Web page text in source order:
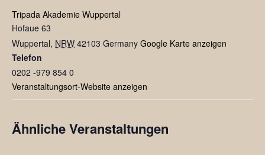
Tripada Akademie Wuppertal
Hofaue 63
Wuppertal, NRW 42103 Germany Google Karte anzeigen
Telefon
0202 -979 854 0
Veranstaltungsort-Website anzeigen
Ähnliche Veranstaltungen